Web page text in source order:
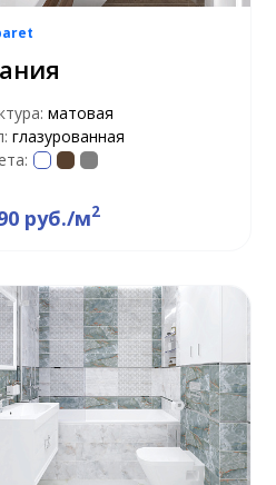
матовая
глазурованная
руб./м2